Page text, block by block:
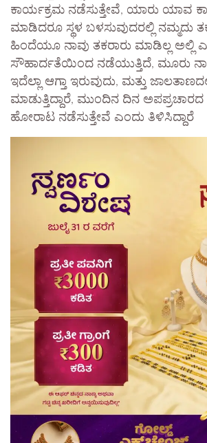
ಕಾರ್ಯಕ್ರಮ ನಡೆಸುತ್ತೇವೆ, ಯಾರು ಯಾವ
ಮಾಡಿದರೂ ಸ್ಥಳ ಬಳಸುವುದರಲ್ಲಿ ನಮ್ಮದು
ಹಿಂದೆಯೂ ನಾವು ತಕರಾರು ಮಾಡಿಲ್ಲ ಅಲ್ಲಿ
ಸೌಹಾರ್ದತೆಯಿಂದ ನಡೆಯುತ್ತಿದೆ, ಮೂರು
ಇದೆಲ್ಲಾ ಆಗ್ತಾ ಇರುವುದು, ಮತ್ತು
ಮಾಡುತ್ತಿದ್ದಾರೆ, ಮುಂದಿನ ದಿನ ಅಪಪ್ರಚಾರದ
ಹೋರಾಟ ನಡೆಸುತ್ತೇವೆ ಎಂದು ತಿಳಿಸಿದ್ದಾರೆ